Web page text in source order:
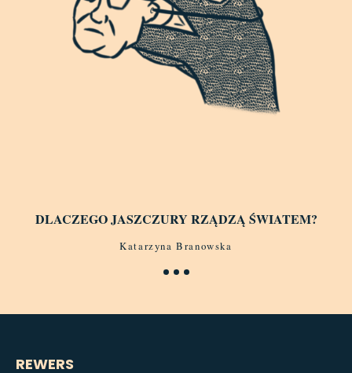
DLACZEGO JASZCZURY RZĄDZĄ ŚWIATEM?
Katarzyna Branowska
REWERS